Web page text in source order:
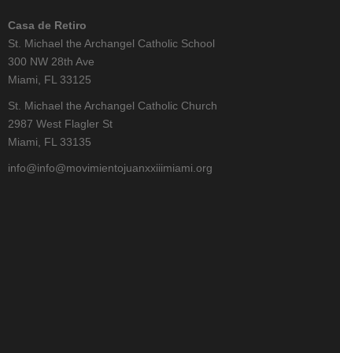
Casa de Retiro
St. Michael the Archangel Catholic School
300 NW 28th Ave
Miami, FL 33125
St. Michael the Archangel Catholic Church
2987 West Flagler St
Miami, FL 33135
info@info@movimientojuanxxiiimiami.org